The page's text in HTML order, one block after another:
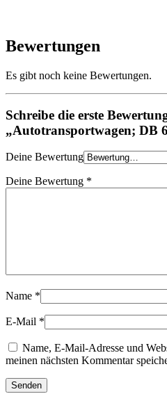
Bewertungen
Es gibt noch keine Bewertungen.
Schreibe die erste
„Autotransportwagen; DB
Deine Bewertung
Deine Bewertung *
Name *
E-Mail *
Name, E-Mail-Adresse und
meinen nächsten Kommentar